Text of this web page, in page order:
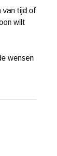
van tijd of
wilt
wensen